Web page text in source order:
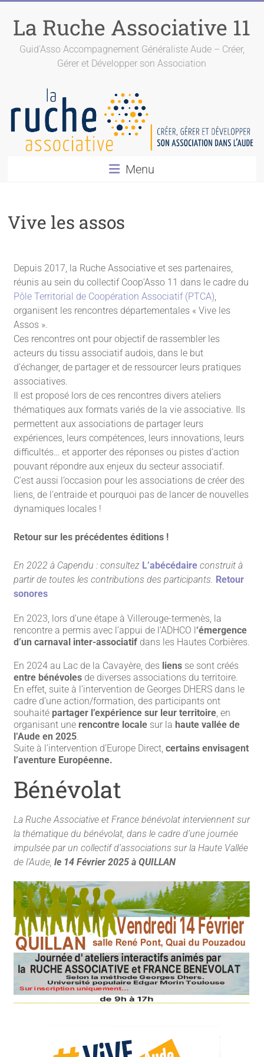
La Ruche Associative 11
Guid'Asso Accompagnement Généraliste Aude – Créer,
Gérer et Développer son Association
Menu
Vive les assos
Depuis 2017, la Ruche Associative et ses partenaires,
réunis au sein du collectif Coop’Asso 11 dans le cadre du
Pôle Territorial de Coopération Associatif (PTCA),
organisent les rencontres départementales « Vive les
Assos ».
Ces rencontres ont pour objectif de rassembler les
acteurs du tissu associatif audois, dans le but
d’échanger, de partager et de ressourcer leurs pratiques
associatives.
Il est proposé lors de ces rencontres divers ateliers
thématiques aux formats variés de la vie associative. Ils
permettent aux associations de partager leurs
expériences, leurs compétences, leurs innovations, leurs
difficultés… et apporter des réponses ou pistes d’action
pouvant répondre aux enjeux du secteur associatif.
C’est aussi l’occasion pour les associations de créer des
liens, de l’entraide et pourquoi pas de lancer de nouvelles
dynamiques locales !
Retour sur les précédentes éditions !
En 2022 à Capendu : consultez L’abécédaireconstruit à
partir de toutes les contributions des participants. Retour
sonores
En 2023, lors d’une étape à Villerouge-termenès, la
rencontre a permis avec l’appui de l’ADHCO l‘émergence
d’un carnaval inter-associatif dans les Hautes Corbières.
En 2024 au Lac de la Cavayère, des liens se sont créés
entre bénévoles de diverses associations du territoire.
En effet, suite à l’intervention de Georges DHERS dans le
cadre d’une action/formation, des participants ont
souhaité partager l’expérience sur leur territoire, en
organisant une rencontre locale sur la haute vallée de
l’Aude en 2025.
Suite à l’intervention d’Europe Direct,certains envisagent
l’aventure Européenne.
Bénévolat
La Ruche Associative et France bénévolat interviennent sur
la thématique du bénévolat, dans le cadre d’une journée
impulsée par un collectif d’associations sur la Haute Vallée
de l’Aude,le 14 Février 2025 à QUILLAN